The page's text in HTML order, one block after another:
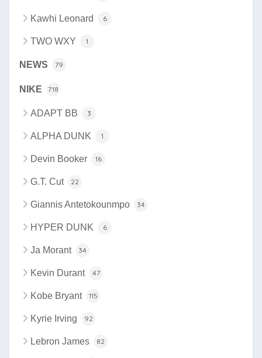
Kawhi Leonard 6
TWO WXY 1
NEWS 79
NIKE 718
ADAPT BB 3
ALPHA DUNK 1
Devin Booker 16
G.T. Cut 22
Giannis Antetokounmpo 34
HYPER DUNK 6
Ja Morant 34
Kevin Durant 47
Kobe Bryant 115
Kyrie Irving 92
Lebron James 82